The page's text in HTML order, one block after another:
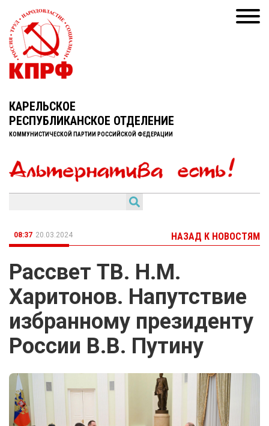
КАРЕЛЬСКОЕ
РЕСПУБЛИКАНСКОЕ ОТДЕЛЕНИЕ
КОММУНИСТИЧЕСКОЙ ПАРТИИ РОССИЙСКОЙ ФЕДЕРАЦИИ
08:37 20.03.2024 НАЗАД К НОВОСТЯМ
Рассвет ТВ. Н.М.
Харитонов. Напутствие
избранному президенту
России В.В. Путину